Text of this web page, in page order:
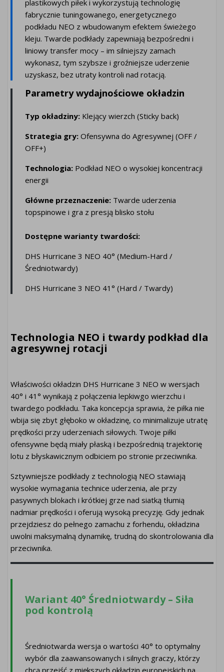
plastikowych piłek i wykorzystują technologię
fabrycznie tuningowanego, energetycznego
podkładu NEO z wbudowanym efektem świeżego
kleju. Twarde podkłady zapewniają bezpośredni i
liniowy transfer mocy – im silniejszy zamach
wykonasz, tym szybsze i groźniejsze uderzenie
uzyskasz, bez utraty kontroli nad rotacją.
Parametry wydajnościowe okładzin
Typ okładziny: Klejący wierzch (Sticky back)
Strategia gry: Ofensywna do Agresywnej (OFF /
OFF+)
Technologia: Podkład NEO o wysokiej koncentracji
energii
Główne przeznaczenie: Twarde uderzenia
topspinowe i gra z presją blisko stołu
Dostępne warianty twardości:
DHS Hurricane 3 NEO 40° (Medium-Hard /
Średniotwardy)
DHS Hurricane 3 NEO 41° (Hard / Twardy)
Technologia NEO i twardy podkład dla
agresywnej rotacji
Właściwości okładzin DHS Hurricane 3 NEO w wersjach
40° i 41° wynikają z połączenia lepkiwgo wierzchu i
twardego podkładu. Taka koncepcja sprawia, że piłka nie
wbija się zbyt głęboko w okładzinę, co minimalizuje utratę
prędkości przy uderzeniach siłowych. Twoje piłki
ofensywne będą miały płaską i bezpośrednią trajektorię
lotu z błyskawicznym odbiciem po stronie przeciwnika.
Sztywniejsze podkłady z technologią NEO stawiają
wysokie wymagania technice uderzenia, ale przy
pasywnych blokach i krótkiej grze nad siatką tłumią
nadmiar prędkości i oferują wysoką precyzję. Gdy jednak
przejdziesz do pełnego zamachu z forhendu, okładzina
uwolni maksymalną dynamikę, trudną do skontrolowania dla
przeciwnika.
Wariant 40° Średniotwardy – Siła
pod kontrolą
Średniotwarda wersja o wartości 40° to optymalny
wybór dla zaawansowanych i silnych graczy, którzy
chcą przejść z miększych okładzin europejskich na